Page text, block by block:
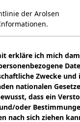
der Arolsen
erkläre ich mich
Zwecke und
nationalen
dass ein
oder
nach sich ziehen